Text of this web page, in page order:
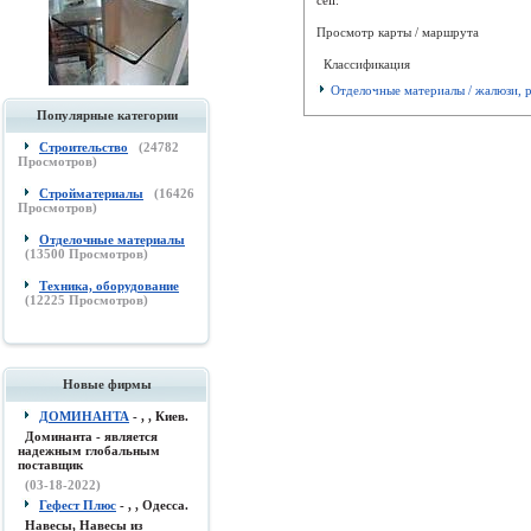
Популярные категории
Строительство (24782
Просмотров)
Стройматериалы (16426
Просмотров)
Отделочные материалы
(13500 Просмотров)
Техника, оборудование
(12225 Просмотров)
Новые фирмы
ДОМИНАНТА - , , Киев.
Доминанта - является
надежным глобальным
поставщик
(03-18-2022)
Гефест Плюс - , , Одесса.
Навесы, Навесы из
Просмотр карты / маршрута
Классификация
Отделочные материалы / жалюзи,